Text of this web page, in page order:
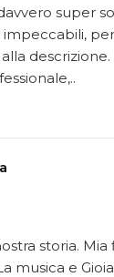
super
impeccabili,
descrizione.
storia. Mia
musica e